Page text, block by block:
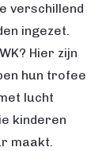
verschillend
ingezet.
Hier zijn
hun trofee
lucht
kinderen
maakt.